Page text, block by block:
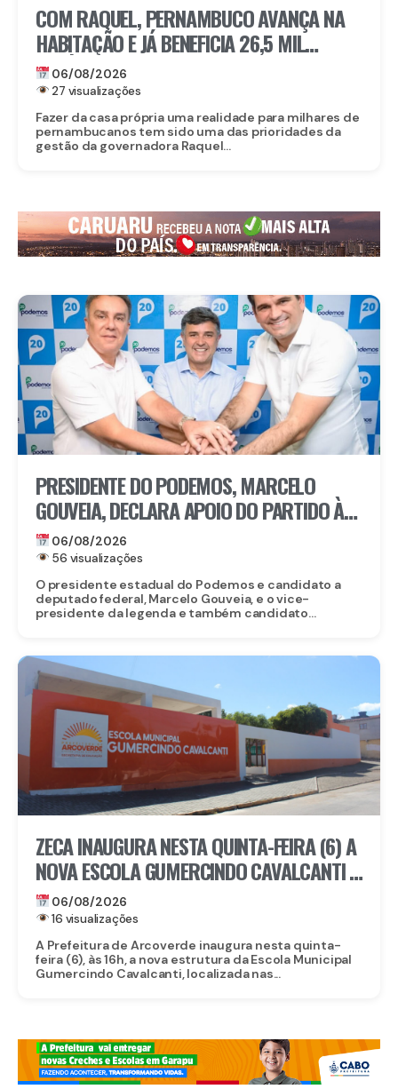
COM RAQUEL, PERNAMBUCO AVANÇA NA
HABITAÇÃO E JÁ BENEFICIA 26,5 MIL
FAMÍLIAS COM O MORAR BEM – ENTRADA
GARANTIDA
06/08/2026
27 visualizações
Fazer da casa própria uma realidade para milhares de
pernambucanos tem sido uma das prioridades da
gestão da governadora Raquel...
PRESIDENTE DO PODEMOS, MARCELO
GOUVEIA, DECLARA APOIO DO PARTIDO À
CANDIDATURA DE EDUARDO DA FONTE AO
SENADO
06/08/2026
56 visualizações
O presidente estadual do Podemos e candidato a
deputado federal, Marcelo Gouveia, e o vice-
presidente da legenda e também candidato...
ZECA INAUGURA NESTA QUINTA-FEIRA (6) A
NOVA ESCOLA GUMERCINDO CAVALCANTI E
AUTORIZA OBRAS DE CALÇAMENTO EM
ARCOVERDE
06/08/2026
16 visualizações
A Prefeitura de Arcoverde inaugura nesta quinta-
feira (6), às 16h, a nova estrutura da Escola Municipal
Gumercindo Cavalcanti, localizada nas...